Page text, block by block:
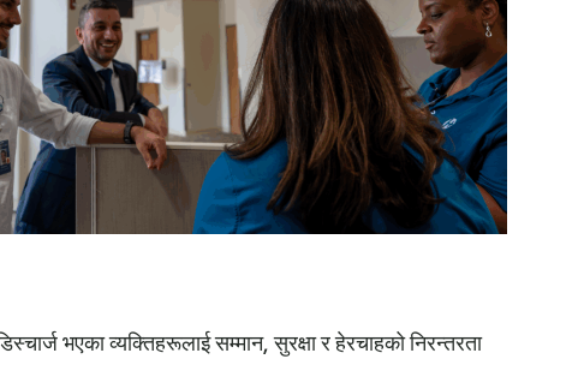
भएका व्यक्तिहरूलाई सम्मान, सुरक्षा र हेरचाहको निरन्तरता